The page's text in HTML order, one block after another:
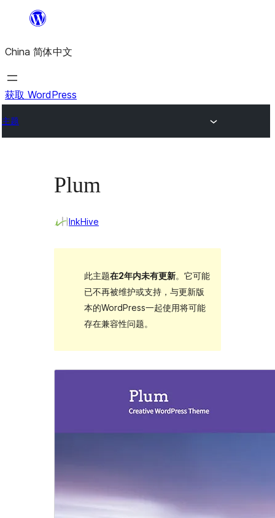
内
容
China 简体中文
获取 WordPress
主题
Plum
InkHive
此主题在2年内未有更新。它可能
已不再被维护或支持，与更新版
本的WordPress一起使用将可能
存在兼容性问题。